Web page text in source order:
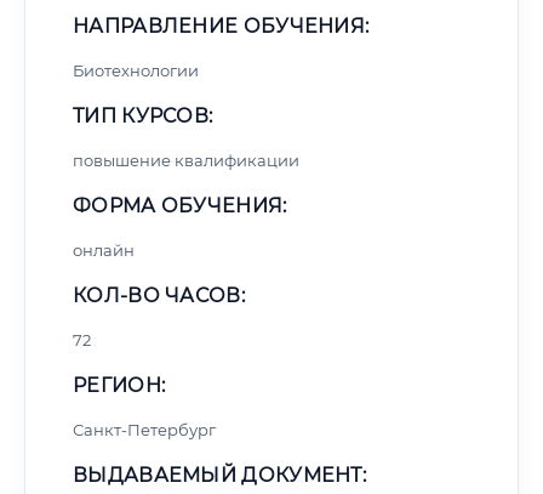
НАПРАВЛЕНИЕ ОБУЧЕНИЯ:
Биотехнологии
ТИП КУРСОВ:
повышение квалификации
ФОРМА ОБУЧЕНИЯ:
онлайн
КОЛ-ВО ЧАСОВ:
72
РЕГИОН:
Санкт-Петербург
ВЫДАВАЕМЫЙ ДОКУМЕНТ: